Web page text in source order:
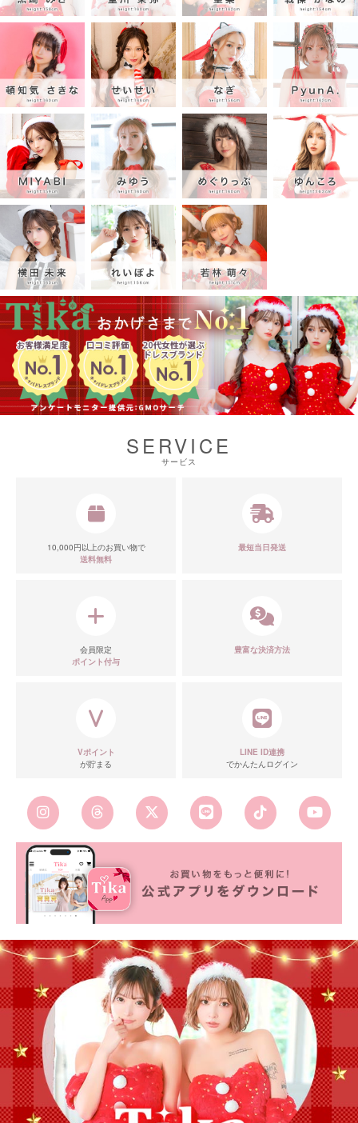
SERVICE
サービス
10,000円以上のお買い物で
送料無料
最短当日発送
会員限定
ポイント付与
豊富な決済方法
Vポイント
が貯まる
LINE ID連携
でかんたんログイン